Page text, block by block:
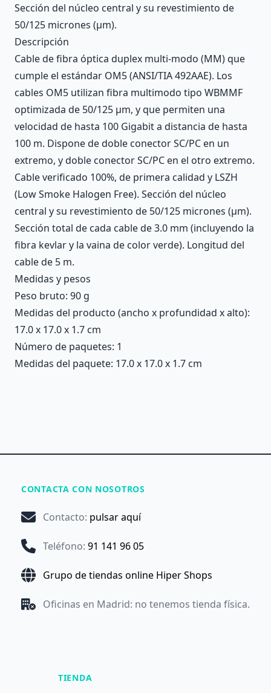
Sección del núcleo central y su revestimiento de
50/125 micrones (µm).
Descripción
Cable de fibra óptica duplex multi-modo (MM) que
cumple el estándar OM5 (ANSI/TIA 492AAE). Los
cables OM5 utilizan fibra multimodo tipo WBMMF
optimizada de 50/125 µm, y que permiten una
velocidad de hasta 100 Gigabit a distancia de hasta
100 m. Dispone de doble conector SC/PC en un
extremo, y doble conector SC/PC en el otro extremo.
Cable verificado 100%, de primera calidad y LSZH
(Low Smoke Halogen Free). Sección del núcleo
central y su revestimiento de 50/125 micrones (µm).
Sección total de cada cable de 3.0 mm (incluyendo la
fibra kevlar y la vaina de color verde). Longitud del
cable de 5 m.
Medidas y pesos
Peso bruto: 90 g
Medidas del producto (ancho x profundidad x alto):
17.0 x 17.0 x 1.7 cm
Número de paquetes: 1
Medidas del paquete: 17.0 x 17.0 x 1.7 cm
CONTACTA CON NOSOTROS
Contacto: pulsar aquí
Teléfono: 91 141 96 05
Grupo de tiendas online Hiper Shops
Oficinas en Madrid: no tenemos tienda física.
TIENDA